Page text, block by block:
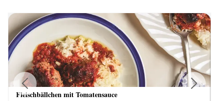
Fleischbällchen mit Tomatensauce
Previous